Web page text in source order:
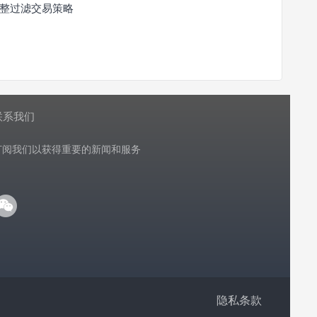
过滤交易策略
系我们
阅我们以获得重要的新闻和服务
隐私条款